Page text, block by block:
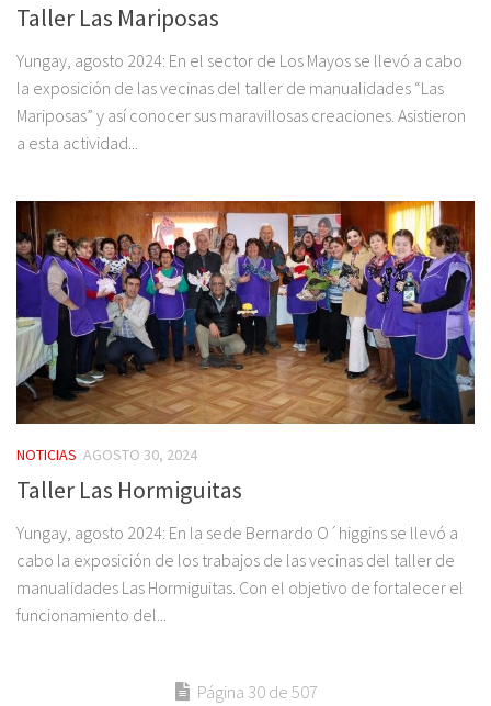
Taller Las Mariposas
Yungay, agosto 2024: En el sector de Los Mayos se llevó a cabo
la exposición de las vecinas del taller de manualidades “Las
Mariposas” y así conocer sus maravillosas creaciones. Asistieron
a esta actividad...
NOTICIAS AGOSTO 30, 2024
Taller Las Hormiguitas
Yungay, agosto 2024: En la sede Bernardo O´higgins se llevó a
cabo la exposición de los trabajos de las vecinas del taller de
manualidades Las Hormiguitas. Con el objetivo de fortalecer el
funcionamiento del...
Página 30 de 507